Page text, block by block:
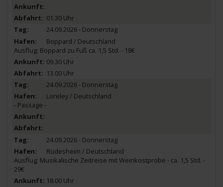
01.30 Uhr
24.09.2026 - Donnerstag
Boppard / Deutschland
Ausflug: Boppard zu Fuß ca. 1,5 Std. - 18€
09.30 Uhr
13.00 Uhr
24.09.2026 - Donnerstag
Loreley / Deutschland
- Passage -
24.09.2026 - Donnerstag
Rüdesheim / Deutschland
Ausflug: Musikalische Zeitreise mit Weinkostprobe - ca. 1,5 Std. -
29€
18.00 Uhr